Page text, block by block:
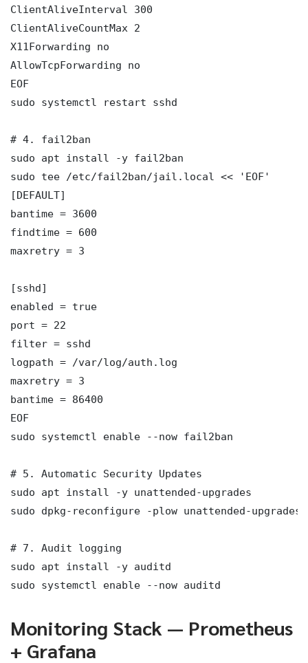
ClientAliveInterval 300
ClientAliveCountMax 2
X11Forwarding no
AllowTcpForwarding no
EOF
sudo systemctl restart sshd
# 4. fail2ban
sudo apt install -y fail2ban
sudo tee /etc/fail2ban/jail.local << 'EOF'
[DEFAULT]
bantime = 3600
findtime = 600
maxretry = 3
[sshd]
enabled = true
port = 22
filter = sshd
logpath = /var/log/auth.log
maxretry = 3
bantime = 86400
EOF
sudo systemctl enable --now fail2ban
# 5. Automatic Security Updates
sudo apt install -y unattended-upgrades
sudo dpkg-reconfigure -plow unattended-upgrades
# 7. Audit logging
sudo apt install -y auditd
sudo systemctl enable --now auditd
Monitoring Stack — Prometheus
+ Grafana